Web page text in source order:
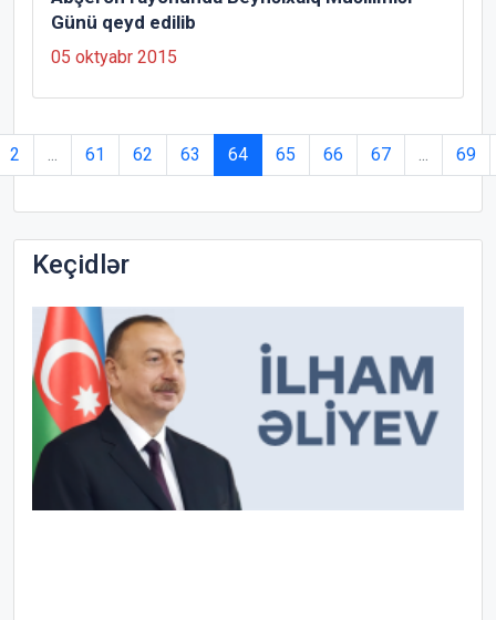
Günü qeyd edilib
05 oktyabr 2015
2 ... 61 62 63 64 65 66 67 ... 69
Keçidlər